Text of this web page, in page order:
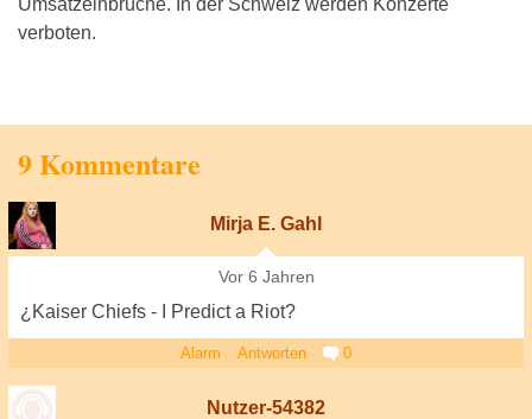
Umsatzeinbrüche. In der Schweiz werden Konzerte
verboten.
9 Kommentare
Mirja E. Gahl
Vor 6 Jahren
¿Kaiser Chiefs - I Predict a Riot?
Alarm Antworten 0
Nutzer-54382